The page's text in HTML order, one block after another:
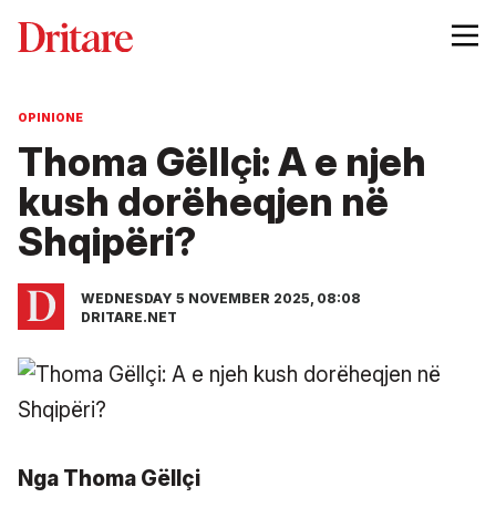
OPINIONE
Thoma Gëllçi: A e njeh
kush dorëheqjen në
Shqipëri?
WEDNESDAY 5 NOVEMBER 2025, 08:08
DRITARE.NET
Nga Thoma Gëllçi